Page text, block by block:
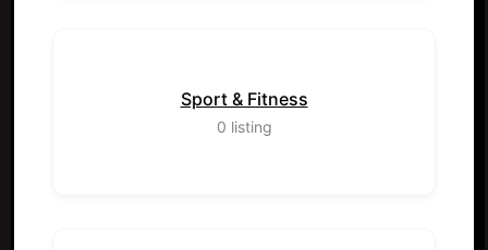
Sport & Fitness
0 listing